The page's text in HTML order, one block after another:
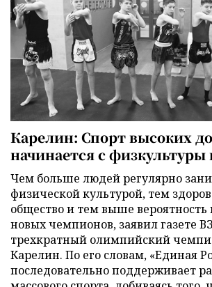
Карелин: Спорт высоких
начинается с физкультуры
Чем больше людей регулярно
физической культурой, тем
общество и тем выше вероятность
новых чемпионов, заявил газете
трехкратный олимпийский
Карелин. По его словам, «Единая
последовательно поддерживает